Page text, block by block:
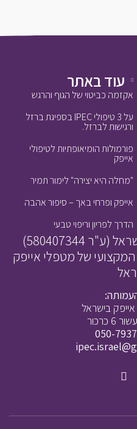
עוד באתר
אקזמה כביטוי של הגוף והרגש
על 3 טיפולי IPEC בספיגת ברזל
ורגישות לברזל.
פורמולות הומיאופתיות לטיפולי
אייפק
"מחלה היא יצירה" לימור תמיר
אייפק ופרחי באך – סיפור אהבה
הדרך לפריון וריפוי טבעי
עמותת מטפלי אייפק בישראל (ע"ר 580407344)
2003 כאיגוד המקצועי של מטפלי אייפק
בישראל
כרכור
050-